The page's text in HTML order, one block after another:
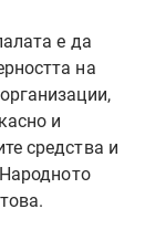
е да
на
и
средства и